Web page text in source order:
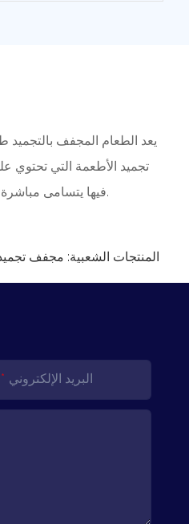
يعد الطعام المجفف بالتجميد
تجميد الأطعمة التي تحتوي
فيها يتسامى مباشرة تحت الفراغ، وذلك لتحقيق الغرض من تجفيف الطعام وتجفيفه.
المنتجات الشعبية: مجفف
البريد الإلكتروني